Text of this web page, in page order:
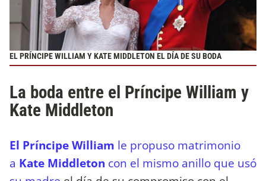
EL PRÍNCIPE WILLIAM Y KATE MIDDLETON EL DÍA DE SU BODA
La boda entre el Príncipe William y
Kate Middleton
El Príncipe William le propuso matrimonio
a Kate Middleton con el mismo anillo que usó